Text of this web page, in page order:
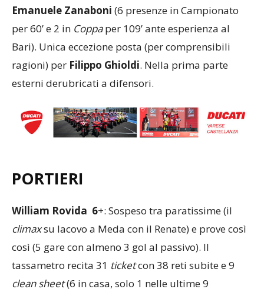
Emanuele Zanaboni (6 presenze in Campionato
per 60’ e 2 in Coppaper 109’ ante esperienza al
Bari). Unica eccezione posta (per comprensibili
ragioni) per Filippo Ghioldi. Nella prima parte
esterni derubricati a difensori.
PORTIERI
+: Sospeso tra paratissime (il
su Iacovo a Meda con il Renate) e prove così
così (5 gare con almeno 3 gol al passivo). Il